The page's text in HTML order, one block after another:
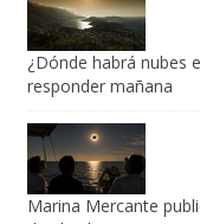
¿Dónde habrá nubes
responder mañana
Marina Mercante
desde el mar